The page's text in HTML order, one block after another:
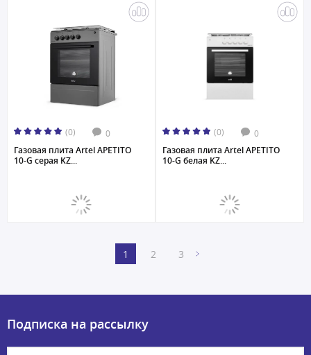
(0) 0
Газовая плита Artel APETITO
10-G серая KZ...
(0) 0
Газовая плита Artel APETITO
10-G белая KZ...
1 2 3
Подписка на рассылку